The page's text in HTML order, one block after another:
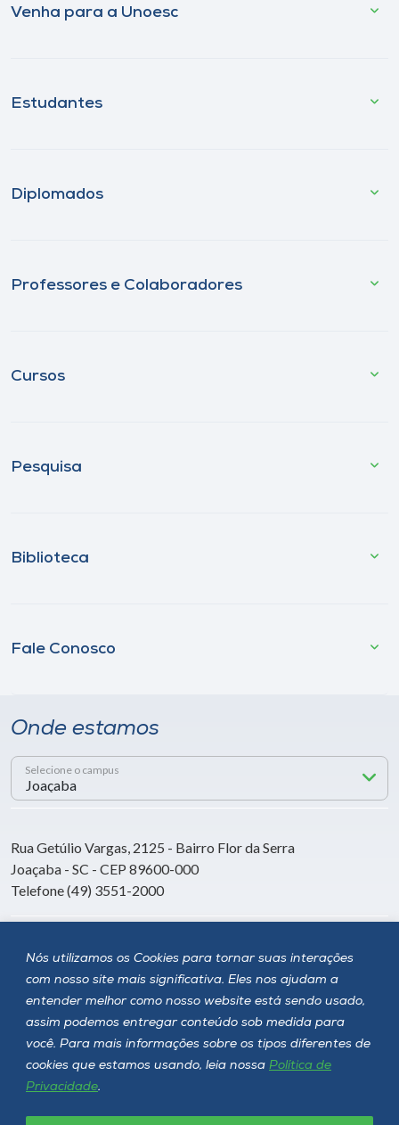
Nós utilizamos os Cookies para tornar suas interações
com nosso site mais significativa. Eles nos ajudam a
entender melhor como nosso website está sendo usado,
assim podemos entregar conteúdo sob medida para
você. Para mais informações sobre os tipos diferentes de
cookies que estamos usando, leia nossa Política de
Privacidade.
Venha para a Unoesc
Estudantes
Diplomados
Professores e Colaboradores
Cursos
Pesquisa
Biblioteca
Fale Conosco
Onde estamos
Selecione o campus
Rua Getúlio Vargas, 2125 - Bairro Flor da Serra
Joaçaba - SC - CEP 89600-000
Telefone (49) 3551-2000
Siga a Unoesc